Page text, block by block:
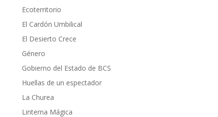
Ecoterritorio
El Cardón Umbilical
El Desierto Crece
Género
Gobierno del Estado de BCS
Huellas de un espectador
La Churea
Linterna Mágica